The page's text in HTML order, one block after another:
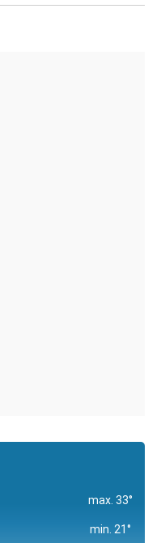
max. 33°
min. 21°